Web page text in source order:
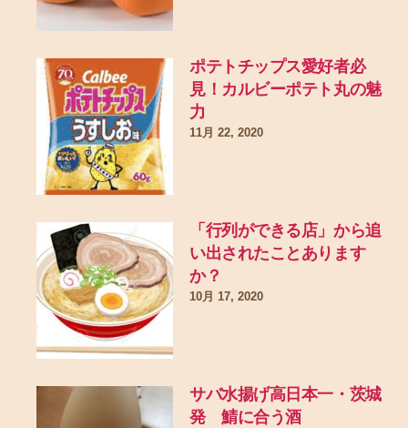
ポテトチップス愛好者必
見！カルビーポテト丸の魅
力
11月 22, 2020
「行列ができる店」から追
い出されたことあります
か？
10月 17, 2020
サバ水揚げ高日本一・茨城
発 鯖に合う酒